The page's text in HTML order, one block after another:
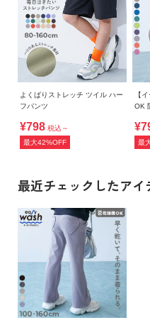
よくばりストレッチ ツイル ハー
フパンツ
¥798 税込～
最大42%OFF
【
OK
最
最近チェックしたアイ